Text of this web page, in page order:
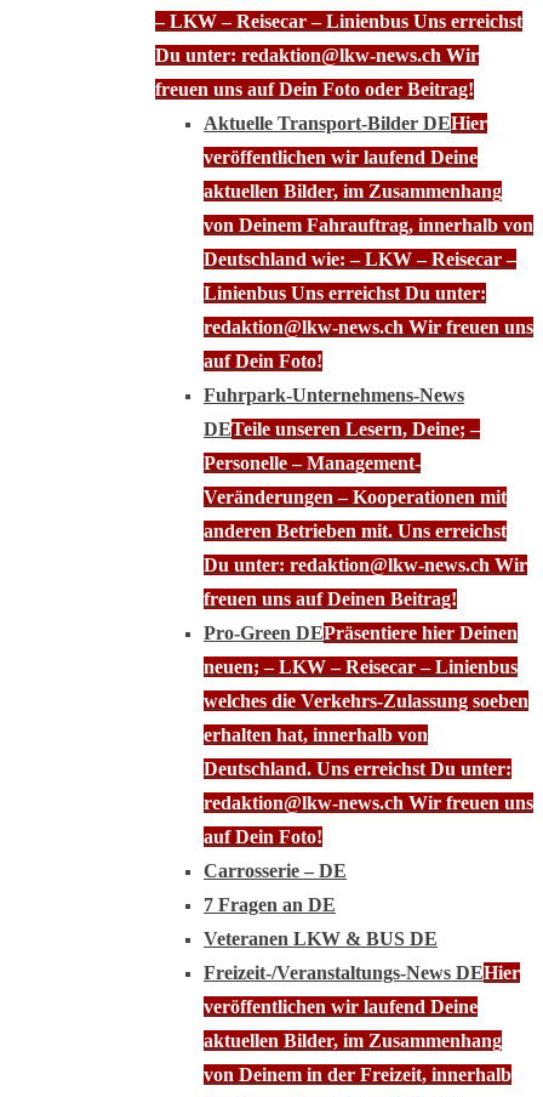
– LKW – Reisecar – Linienbus Uns erreichst
Du unter: redaktion@lkw-news.ch Wir
freuen uns auf Dein Foto oder Beitrag!
Aktuelle Transport-Bilder DEHier
veröffentlichen wir laufend Deine
aktuellen Bilder, im Zusammenhang
von Deinem Fahrauftrag, innerhalb von
Deutschland wie: – LKW – Reisecar –
Linienbus Uns erreichst Du unter:
redaktion@lkw-news.ch Wir freuen uns
auf Dein Foto!
Fuhrpark-Unternehmens-News
DETeile unseren Lesern, Deine; –
Personelle – Management-
Veränderungen – Kooperationen mit
anderen Betrieben mit. Uns erreichst
Du unter: redaktion@lkw-news.ch Wir
freuen uns auf Deinen Beitrag!
Pro-Green DEPräsentiere hier Deinen
neuen; – LKW – Reisecar – Linienbus
welches die Verkehrs-Zulassung soeben
erhalten hat, innerhalb von
Deutschland. Uns erreichst Du unter:
redaktion@lkw-news.ch Wir freuen uns
auf Dein Foto!
Carrosserie – DE
7 Fragen an DE
Veteranen LKW & BUS DE
Freizeit-/Veranstaltungs-News DEHier
veröffentlichen wir laufend Deine
aktuellen Bilder, im Zusammenhang
von Deinem in der Freizeit, innerhalb